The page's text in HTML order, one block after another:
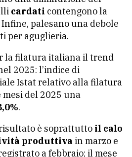
cardati contengono la
palesano una debole
per aguglieria.
la filatura italiana il trend
2025: l’indice di
Istat relativo alla filatura
del 2025 una
.
è soprattutto il calo
produttiva in marzo e
a febbraio; il mese